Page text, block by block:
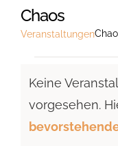
Chaos
Veranstaltungen
für
01.02.2024
Hinweis
Keine
vorgesehen.